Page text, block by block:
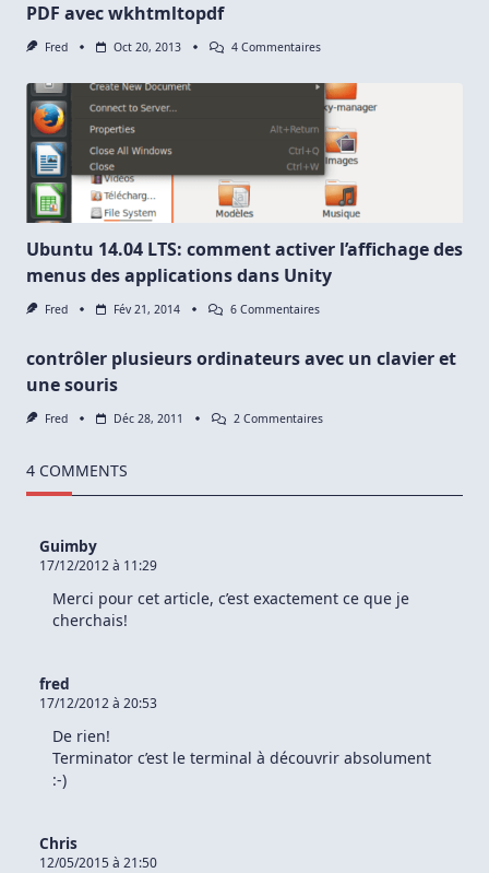
PDF avec wkhtmltopdf
Fred Oct 20, 2013 4 CommentairesSur
Du
HTML
Vers
Un
Document
PDF
Avec
Wkhtmltopdf
Ubuntu 14.04 LTS: comment activer l’affichage des
menus des applications dans Unity
Fred Fév 21, 2014 6 CommentairesSur
LTS:
Des
contrôler plusieurs ordinateurs avec un clavier et
une souris
Fred Déc 28, 2011 2 CommentairesSur
Un
4 COMMENTS
Guimby
17/12/2012 à 11:29
Merci pour cet article, c’est exactement ce que je
cherchais!
fred
17/12/2012 à 20:53
De rien!
Terminator c’est le terminal à découvrir absolument
:-)
Chris
12/05/2015 à 21:50